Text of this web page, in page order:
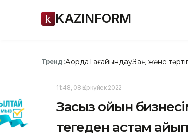
KAZINFORM
Тренд:АқордаТағайындауЗаң және
11:48, 08 Қыркүйек 2022
Заңсыз ойын
теңгеден астам